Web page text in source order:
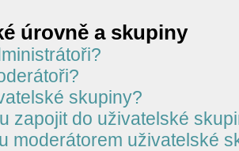
úrovně a skupiny
skupiny?
zapojit do uživatelské
moderátorem uživatelské